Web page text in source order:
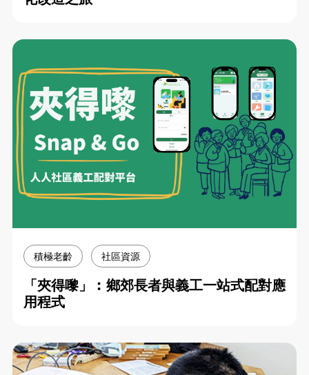
積極老齡 社區資源
「夾得嚟」︰鄉郊長者與義工一站式配對應
用程式